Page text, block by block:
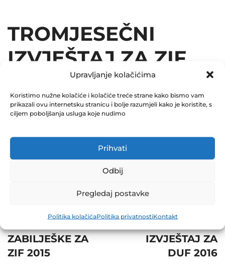
Upravljanje kolačićima
Koristimo nužne kolačiće i kolačiće treće strane kako bismo vam
prikazali ovu internetsku stranicu i bolje razumjeli kako je koristite, s
ciljem poboljšanja usluga koje nudimo
Prihvati
Odbij
Pregledaj postavke
Politika kolačićaPolitika privatnostiKontakt
TROMJESEČNI
IZVJEŠTAJ ZA ZIF
December 31, 2015
0 Comments
Share
navigation
ZABILJEŠKE ZA
ZIF 2015
IZVJEŠTAJ ZA
DUF 2016